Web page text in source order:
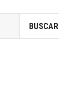
BUSCAR